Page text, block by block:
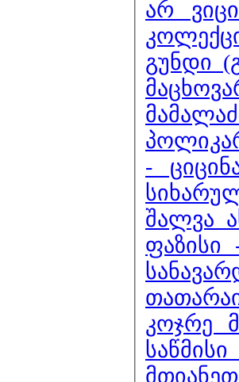
არ
გუნდი
-
შალვა
ფაზისი
კოჯრე